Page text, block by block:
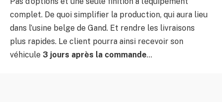
complet. De quoi simplifier la production, qui aura lieu
dans l’usine belge de Gand. Et rendre les livraisons
plus rapides. Le client pourra ainsi recevoir son
véhicule 3 jours après la commande…